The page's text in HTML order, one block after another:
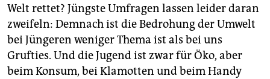
Welt rettet? Jüngste Umfragen lassen leider daran
zweifeln: Demnach ist die Bedrohung der Umwelt
bei Jüngeren weniger Thema ist als bei uns
Grufties. Und die Jugend ist zwar für Öko, aber
beim Konsum, bei Klamotten und beim Handy